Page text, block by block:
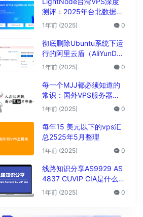
测评：2025年台北数据中
心vps性能与解锁能力全解
1年前 (2025) 0
彻底删除Ubuntu系统下运
行的阿里云盾（AliYunDu
n/Aegis）
1年前 (2025) 0
每一个MJJ都必须知道的
常识：国外VPS服务器圈
子黑话大全
1年前 (2025) 0
每年15 美元以下的vps汇
总2525年5月整理
1年前 (2025) 0
线路知识分享AS9929 AS
4837 CUVIP CIA是什么线
路?
1年前 (2025) 0